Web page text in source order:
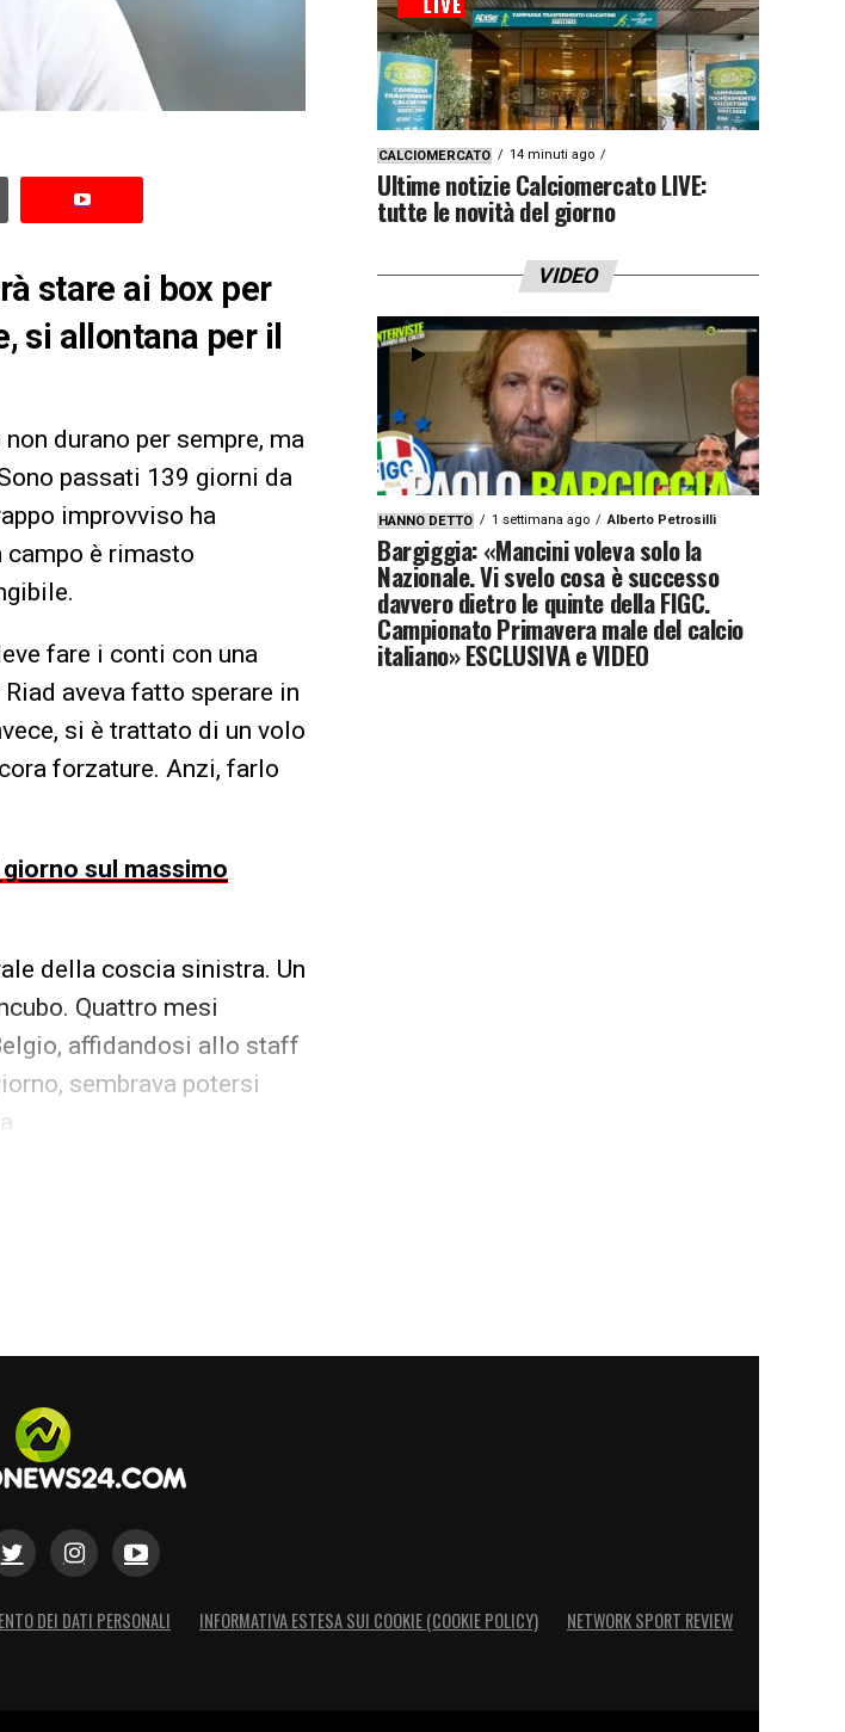
stare ai box per
si allontana per il
durano per sempre, ma
passati 139 giorni da
improvviso ha
campo è rimasto
fare i conti con una
aveva fatto sperare in
si è trattato di un volo
forzature. Anzi, farlo
giorno sul massimo
della coscia sinistra. Un
Quattro mesi
affidandosi allo staff
sembrava potersi
non c’è nulla da
d’andata e gran parte
evitando nuove collisioni
CALCIOMERCATO 14 minuti ago
Ultime notizie Calciomercato LIVE:
tutte le novità del giorno
VIDEO
HANNO DETTO 1 settimana ago Alberto Petrosilli
Bargiggia: «Mancini voleva solo la
Nazionale. Vi svelo cosa è successo
davvero dietro le quinte della FIGC.
Campionato Primavera male del calcio
italiano» ESCLUSIVA e VIDEO
DEI DATI PERSONALI INFORMATIVA ESTESA SUI COOKIE (COOKIE POLICY) NETWORK SPORT REVIEW